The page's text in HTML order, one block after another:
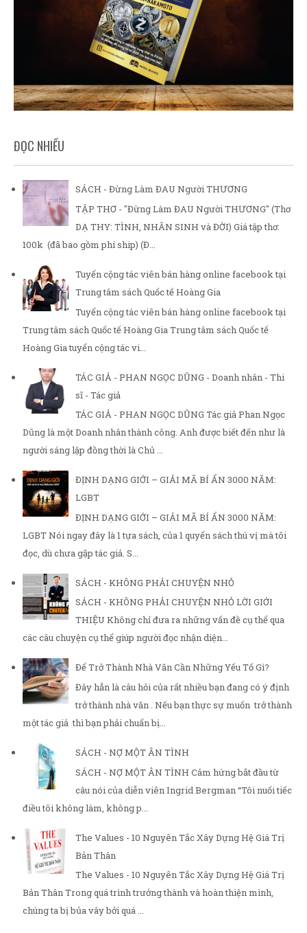
ĐỌC NHIỀU
SÁCH - Đừng Làm ĐAU Người THƯƠNG
TẬP THƠ - "Đừng Làm ĐAU Người THƯƠNG" (Thơ
DẠ THY: TÌNH, NHÂN SINH và ĐỜI) Giá tập thơ:
100k (đã bao gồm phí ship) (Đ...
Tuyển cộng tác viên bán hàng online facebook tại
Trung tâm sách Quốc tế Hoàng Gia
Tuyển cộng tác viên bán hàng online facebook tại
Trung tâm sách Quốc tế Hoàng Gia Trung tâm sách Quốc tế
Hoàng Gia tuyển cộng tác vi...
TÁC GIẢ - PHAN NGỌC DŨNG - Doanh nhân - Thi
sĩ - Tác giả
TÁC GIẢ - PHAN NGỌC DŨNG Tác giả Phan Ngọc
Dũng là một Doanh nhân thành công. Anh được biết đến như là
người sáng lập đồng thời là Chủ ...
ĐỊNH DẠNG GIỚI – GIẢI MÃ BÍ ẨN 3000 NĂM:
LGBT
ĐỊNH DẠNG GIỚI – GIẢI MÃ BÍ ẨN 3000 NĂM:
LGBT Nói ngay đây là 1 tựa sách, của 1 quyển sách thú vị mà tôi
đọc, dù chưa gặp tác giả. S...
SÁCH - KHÔNG PHẢI CHUYỆN NHỎ
SÁCH - KHÔNG PHẢI CHUYỆN NHỎ LỜI GIỚI
THIỆU Không chỉ đưa ra những vấn đề cụ thể qua
các câu chuyện cụ thể giúp người đọc nhận diện...
Để Trở Thành Nhà Văn Cần Những Yếu Tố Gì?
Đây hẳn là câu hỏi của rất nhiều bạn đang có ý định
trở thành nhà văn . Nếu bạn thực sự muốn trở thành
một tác giả thì bạn phải chuẩn bị...
SÁCH - NỢ MỘT ÂN TÌNH
SÁCH - NỢ MỘT ÂN TÌNH Cảm hứng bắt đầu từ
câu nói của diễn viên Ingrid Bergman “Tôi nuối tiếc
điều tôi không làm, không p...
The Values - 10 Nguyên Tắc Xây Dựng Hệ Giá Trị
Bản Thân
The Values - 10 Nguyên Tắc Xây Dựng Hệ Giá Trị
Bản Thân Trong quá trình trưởng thành và hoàn thiện mình,
chúng ta bị bủa vây bởi quá ...